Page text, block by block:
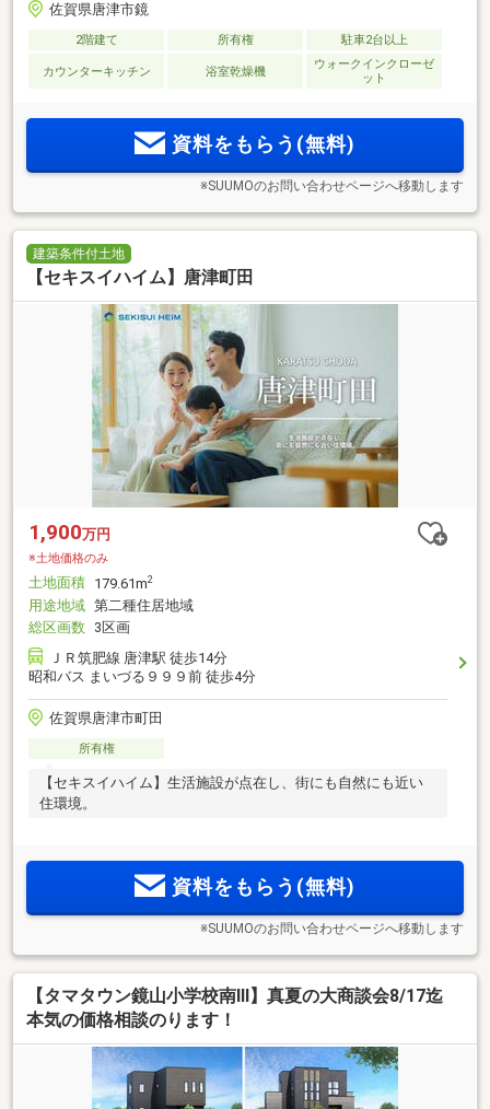
佐賀県唐津市鏡
2階建て 所有権 駐車2台以上
カウンターキッチン 浴室乾燥機
ウォークインクローゼ
ット
資料をもらう(無料)
※SUUMOのお問い合わせページへ移動します
建築条件付土地
【セキスイハイム】唐津町田
1,900万円
※土地価格のみ
土地面積 179.61m2
用途地域 第二種住居地域
総区画数 3区画
ＪＲ筑肥線 唐津駅 徒歩14分
昭和バス まいづる９９９前 徒歩4分
佐賀県唐津市町田
所有権
【セキスイハイム】生活施設が点在し、街にも自然にも近い
住環境。
資料をもらう(無料)
※SUUMOのお問い合わせページへ移動します
【タマタウン鏡山小学校南Ⅲ】真夏の大商談会8/17迄
本気の価格相談のります！